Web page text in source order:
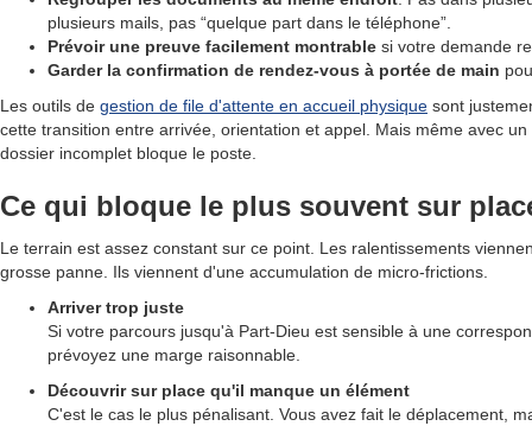
plusieurs mails, pas “quelque part dans le téléphone”.
Prévoir une preuve facilement montrable si votre demande
Garder la confirmation de rendez-vous à portée de main
Les outils de gestion de file d'attente en accueil physique sont
cette transition entre arrivée, orientation et appel. Mais même avec
dossier incomplet bloque le poste.
Ce qui bloque le plus souvent sur
Le terrain est assez constant sur ce point. Les ralentissements
grosse panne. Ils viennent d'une accumulation de micro-frictions.
Arriver trop juste
Si votre parcours jusqu'à Part-Dieu est sensible à une
prévoyez une marge raisonnable.
Découvrir sur place qu'il manque un élément
C'est le cas le plus pénalisant. Vous avez fait le déplacement,